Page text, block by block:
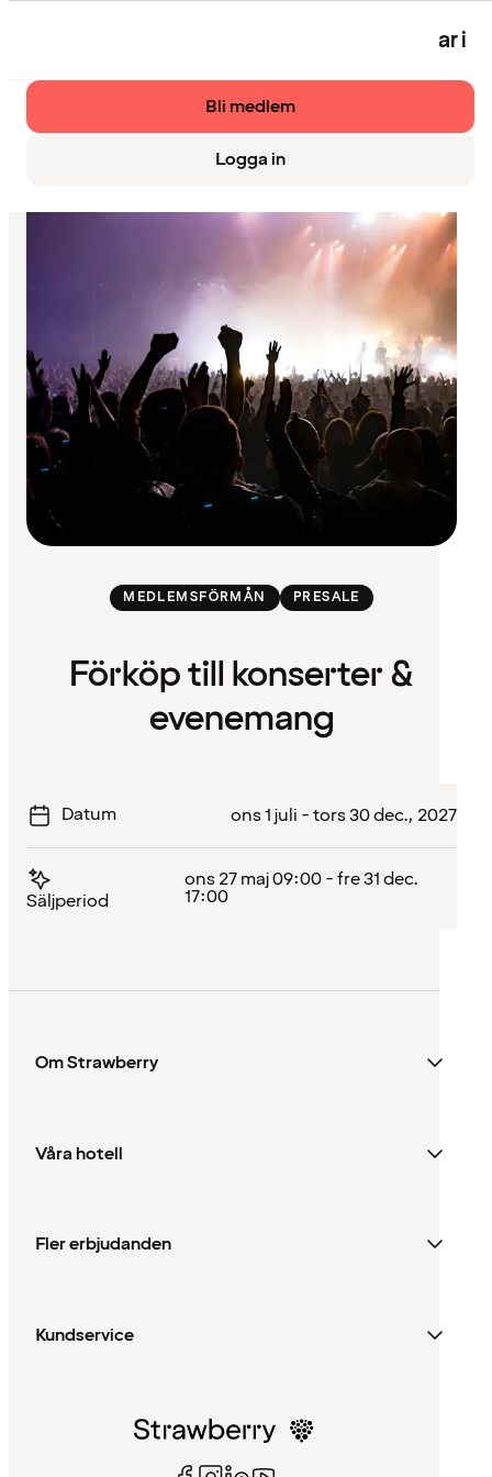
Eventet är bara tillgängligt för medlemmar i
Bli medlem
Logga in
MEDLEMSFÖRMÅN PRESALE
Förköp till konserter &
evenemang
Datum ons 1 juli - tors 30 dec., 2027
Säljperiod
ons 27 maj 09:00 - fre 31 dec.
17:00
Om Strawberry
Våra hotell
Fler erbjudanden
Kundservice